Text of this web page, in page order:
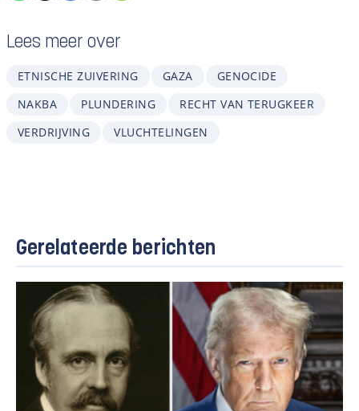
Lees meer over
ETNISCHE ZUIVERING GAZA
GENOCIDE
NAKBA
PLUNDERING
RECHT VAN TERUGKEER
VERDRIJVING
VLUCHTELINGEN
Gerelateerde berichten